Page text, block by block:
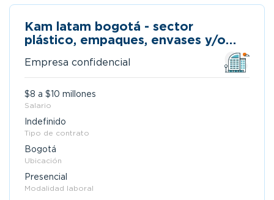
Kam latam bogotá - sector
plástico, empaques, envases y/o
Empresa confidencial
$8 a $10 millones
Salario
Indefinido
Tipo de contrato
Bogotá
Ubicación
Presencial
Modalidad laboral